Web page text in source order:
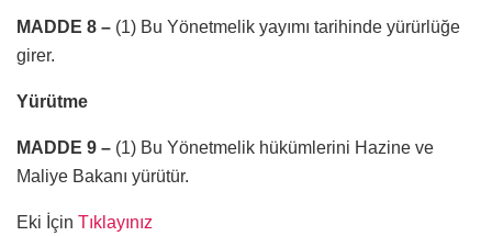
MADDE 8 – (1) Bu Yönetmelik yayımı tarihinde yürürlüğe
girer.
Yürütme
MADDE 9 – (1) Bu Yönetmelik hükümlerini Hazine ve
Maliye Bakanı yürütür.
Eki İçin Tıklayınız